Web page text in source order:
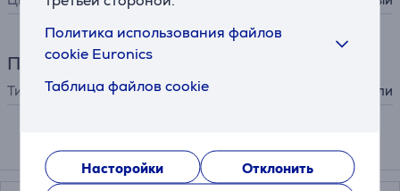
Политика использования файлов
cookie Euronics
Таблица файлов cookie
Насторойки
Отклонить
Принадлежности
Тип принадлежности для варочной панели
Подходящие товары